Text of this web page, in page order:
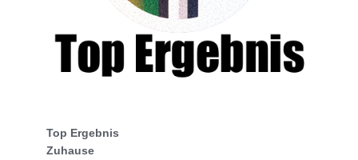
Top Ergebnis
Zuhause